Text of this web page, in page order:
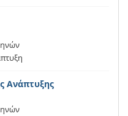
Ανάπτυξης